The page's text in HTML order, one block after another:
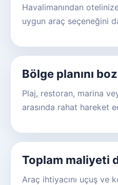
Havalimanından
uygun araç seçeneğini
Bölge planını
Plaj, restoran, marina
arasında rahat hareket
Toplam maliyeti
Araç ihtiyacını uçuş ve